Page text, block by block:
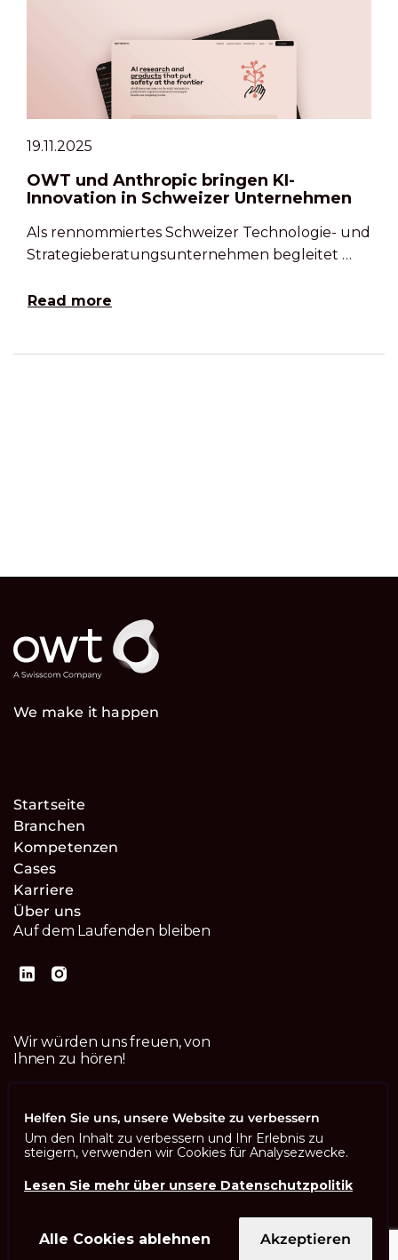
19.11.2025
OWT und Anthropic bringen KI-
Innovation in Schweizer Unternehmen
Als rennommiertes Schweizer Technologie- und
Strategieberatungsunternehmen begleitet …
Read more
We make it happen
Startseite
Branchen
Kompetenzen
Cases
Karriere
Über uns
Auf dem Laufenden bleiben
Wir würden uns freuen, von
Ihnen zu hören!
ISO 13485
ISO/IEC 27001
Helfen Sie uns, unsere Website zu verbessern
Um den Inhalt zu verbessern und Ihr Erlebnis zu
steigern, verwenden wir Cookies für Analysezwecke.
Lesen Sie mehr über unsere Datenschutzpolitik
Alle Cookies ablehnen Akzeptieren